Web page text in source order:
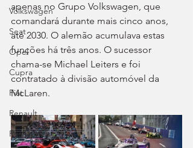
Volkswagen
Seat
Opel
Cupra
Fiat
Renault
Resistência
apenas no Grupo Volkswagen, que
comandará durante mais cinco anos,
até 2030. O alemão acumulava estas
funções há três anos. O sucessor
chama-se Michael Leiters e foi
contratado à divisão automóvel da
McLaren.